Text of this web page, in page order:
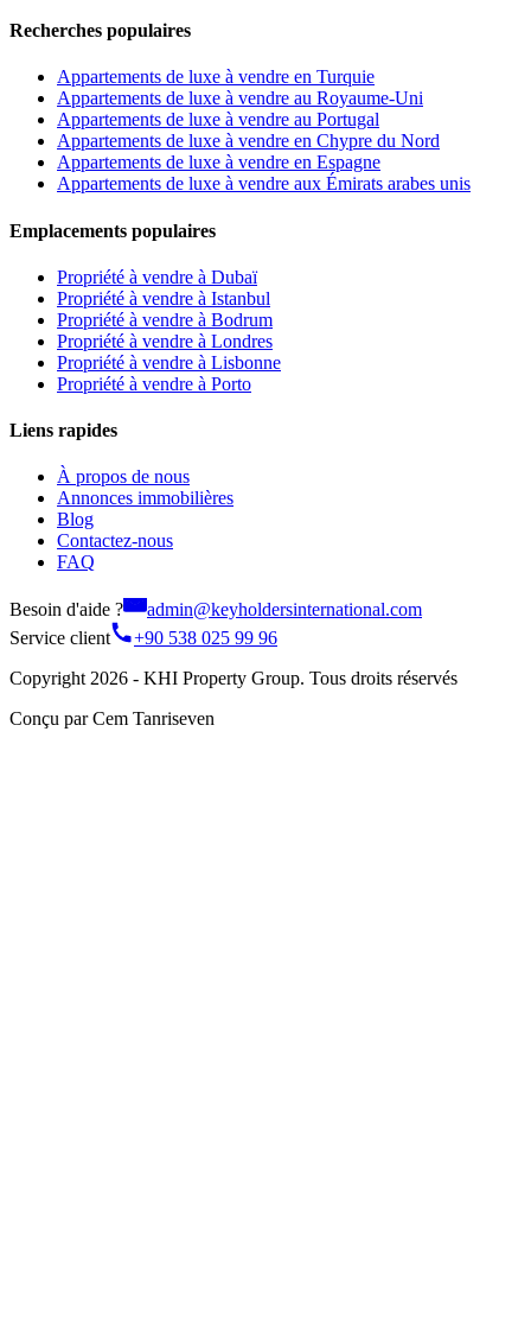
Recherches populaires
Appartements de luxe à vendre en Turquie
Appartements de luxe à vendre au Royaume-Uni
Appartements de luxe à vendre au Portugal
Appartements de luxe à vendre en Chypre du Nord
Appartements de luxe à vendre en Espagne
Appartements de luxe à vendre aux Émirats arabes unis
Emplacements populaires
Propriété à vendre à Dubaï
Propriété à vendre à Istanbul
Propriété à vendre à Bodrum
Propriété à vendre à Londres
Propriété à vendre à Lisbonne
Propriété à vendre à Porto
Liens rapides
À propos de nous
Annonces immobilières
Blog
Contactez-nous
FAQ
Besoin d'aide ?
admin@keyholdersinternational.com
Service client
+90 538 025 99 96
Copyright 2026 - KHI Property Group. Tous droits réservés
Conçu par Cem Tanriseven